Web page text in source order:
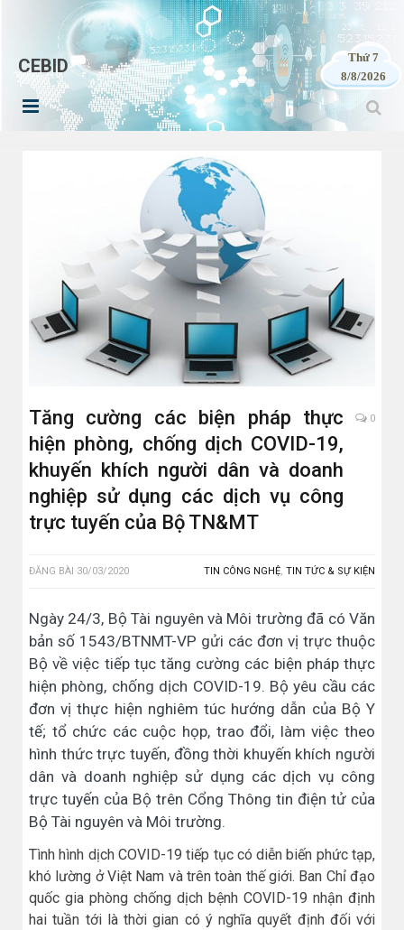
CEBID
Thứ 7
8/8/2026
Tăng cường các biện pháp thực
hiện phòng, chống dịch COVID-19,
khuyến khích người dân và doanh
nghiệp sử dụng các dịch vụ công
trực tuyến của Bộ TN&MT
0
ĐĂNG BÀI 30/03/2020 TIN CÔNG NGHỆ, TIN TỨC & SỰ KIỆN
Ngày 24/3, Bộ Tài nguyên và Môi trường đã có Văn
bản số 1543/BTNMT-VP gửi các đơn vị trực thuộc
Bộ về việc tiếp tục tăng cường các biện pháp thực
hiện phòng, chống dịch COVID-19. Bộ yêu cầu các
đơn vị thực hiện nghiêm túc hướng dẫn của Bộ Y
tế; tổ chức các cuộc họp, trao đổi, làm việc theo
hình thức trực tuyến, đồng thời khuyến khích người
dân và doanh nghiệp sử dụng các dịch vụ công
trực tuyến của Bộ trên Cổng Thông tin điện tử của
Bộ Tài nguyên và Môi trường.
Tình hình dịch COVID-19 tiếp tục có diễn biến phức tạp,
khó lường ở Việt Nam và trên toàn thế giới. Ban Chỉ đạo
quốc gia phòng chống dịch bệnh COVID-19 nhận định
hai tuần tới là thời gian có ý nghĩa quyết định đối với